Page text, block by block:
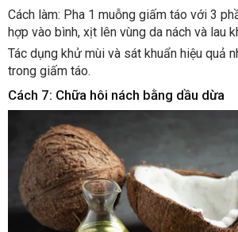
Cách làm: Pha 1 muỗng giấm táo với 3
hợp vào bình, xịt lên vùng da nách và lau
Tác dụng khử mùi và sát khuẩn hiệu quả
trong giấm táo.
Cách 7: Chữa hôi nách bằng dầu dừa